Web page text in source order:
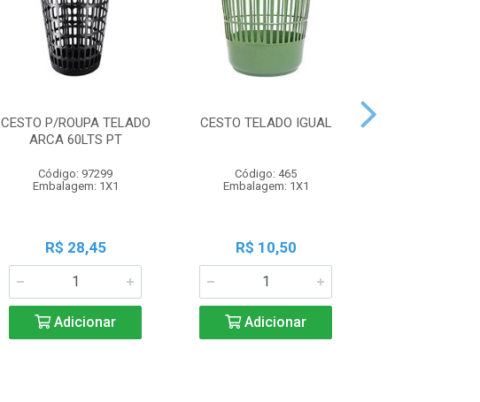
CESTO P/ROUPA TELADO
ARCA 60LTS PT
Código: 97299
Embalagem: 1X1
R$ 28,45
Adicionar
CESTO TELADO IGUAL
Código: 465
Embalagem: 1X1
R$ 10,50
Adicionar